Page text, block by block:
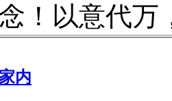
！以意代万
内